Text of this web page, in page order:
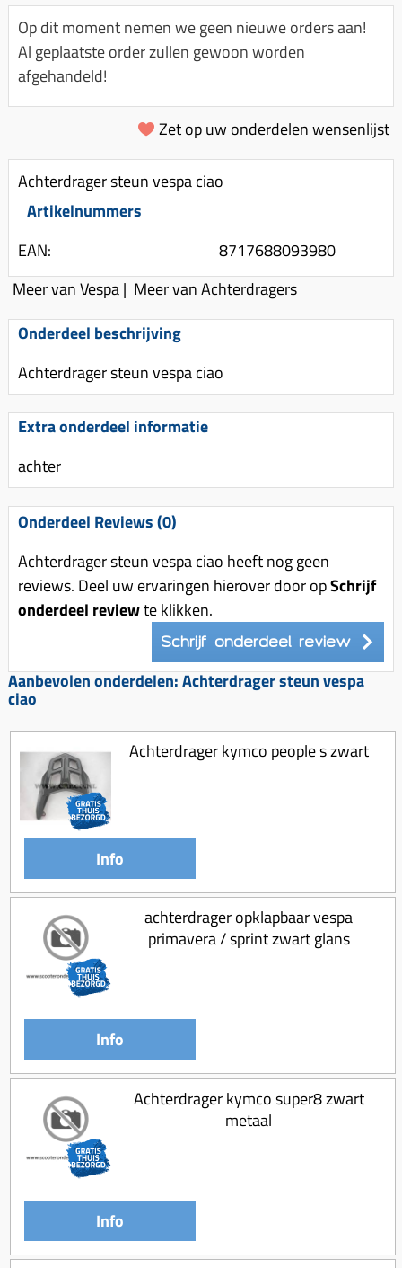
Spanningsregelaar
Toerenbegrenzer
Remlichtschakelaar
Luchtfilter (delen)
Luchtfilter deksel
Motor blokken
Membraan (delen)
Pakking (sets)
Vlotterbak pakking
Powerfilter
Schakel (delen)
Spruitstuk (delen)
Uitlaten compleet
Uitlaat bocht
Radiateur (delen)
Waterpomp (delen)
V-snaren
Variorolsets
Pulley
Voor tandwielen
Origineel zuigers
Tomos opvoeren (kits)
Koppeling compleet
Koppeling trekveer
Ketting / tandwiel
Koeling (delen)
Overbrenging
Km teller kabel
Kickstart deksel
Kickstart ronsel
Schokbrekers
Spiegels
Stuur (delen)
Remblokken
Rem (delen)
Remhevels
Remsegmenten
Remschijven
Voorrem kabel
Voorvork
Wiel (delen)
Zadel
Kickstart (delen)
Kinderzitje (scooter)
Olie-onderhoudsmiddelen
Oppakbeugel
Scooterhoezen
Scooter Kleding
Stickers
Stuurslot
Regenkleding
Vespa accessoires
Voordragers
Accessoires overig
Zadel
Speednut
Op dit moment nemen we geen nieuwe orders aan!
Al geplaatste order zullen gewoon worden
afgehandeld!
Zet op uw onderdelen wensenlijst
Achterdrager steun vespa ciao
Artikelnummers
EAN:
8717688093980
Meer van Vespa| Meer van Achterdragers
Onderdeel beschrijving
Achterdrager steun vespa ciao
Extra onderdeel informatie
achter
Onderdeel Reviews (0)
Achterdrager steun vespa ciao heeft nog geen
reviews. Deel uw ervaringen hierover door opSchrijf
onderdeel reviewte klikken.
Schrijf onderdeel review
Aanbevolen onderdelen: Achterdrager steun vespa
ciao
Achterdrager kymco people s zwart
Info
achterdrager opklapbaar vespa
primavera / sprint zwart glans
Info
Achterdrager kymco super8 zwart
metaal
Info